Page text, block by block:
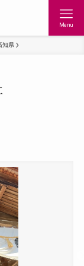
Menu
知県